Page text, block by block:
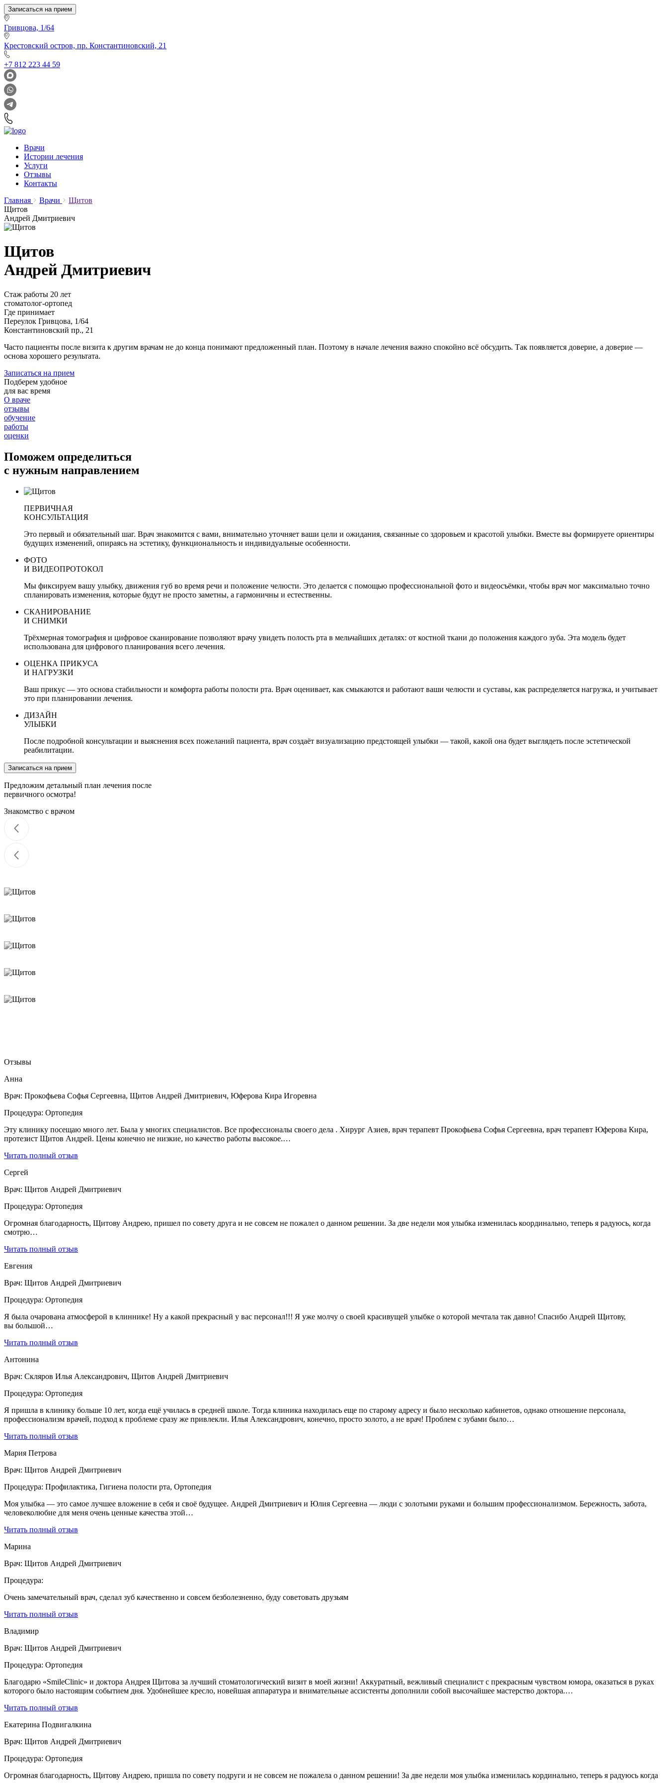
Записаться на прием
Гривцова, 1/64
Крестовский остров, пр. Константиновский, 21
+7 812 223 44 59
Врачи
Истории лечения
Услуги
Отзывы
Контакты
Главная
Врачи
Щитов
Щитов
Андрей Дмитриевич
Щитов
Андрей Дмитриевич
Стаж работы 20 лет
стоматолог-ортопед
Где принимает
Переулок Гривцова, 1/64
Константиновский пр., 21
Часто пациенты после визита к другим врачам не до конца понимают предложенный план. Поэтому в начале лечения важно спокойно всё обсудить. Так появляется доверие, а доверие —
основа хорошего результата.
Записаться на прием
Подберем удобное
для вас время
О враче
отзывы
обучение
работы
оценки
Поможем определиться
с нужным направлением
ПЕРВИЧНАЯ
КОНСУЛЬТАЦИЯ
Это первый и обязательный шаг. Врач знакомится с вами, внимательно уточняет ваши цели и ожидания, связанные со здоровьем и красотой улыбки. Вместе вы формируете ориентиры
будущих изменений, опираясь на эстетику, функциональность и индивидуальные особенности.
ФОТО
И ВИДЕОПРОТОКОЛ
Мы фиксируем вашу улыбку, движения губ во время речи и положение челюсти. Это делается с помощью профессиональной фото и видеосъёмки, чтобы врач мог максимально точно
спланировать изменения, которые будут не просто заметны, а гармоничны и естественны.
СКАНИРОВАНИЕ
И СНИМКИ
Трёхмерная томография и цифровое сканирование позволяют врачу увидеть полость рта в мельчайших деталях: от костной ткани до положения каждого зуба. Эта модель будет
использована для цифрового планирования всего лечения.
ОЦЕНКА ПРИКУСА
И НАГРУЗКИ
Ваш прикус — это основа стабильности и комфорта работы полости рта. Врач оценивает, как смыкаются и работают ваши челюсти и суставы, как распределяется нагрузка, и учитывает
это при планировании лечения.
ДИЗАЙН
УЛЫБКИ
После подробной консультации и выяснения всех пожеланий пациента, врач создаёт визуализацию предстоящей улыбки — такой, какой она будет выглядеть после эстетической
реабилитации.
Записаться на прием
Предложим детальный план лечения после
первичного осмотра!
Знакомство с врачом
Отзывы
Анна
Врач: Прокофьева Софья Сергеевна, Щитов Андрей Дмитриевич, Юферова Кира Игоревна
Процедура: Ортопедия
Эту клинику посещаю много лет. Была у многих специалистов. Все профессионалы своего дела . Хирург Азиев, врач терапевт Прокофьева Софья Сергеевна, врач терапевт Юферова Кира,
протезист Щитов Андрей. Цены конечно не низкие, но качество работы высокое.…
Читать полный отзыв
Сергей
Врач: Щитов Андрей Дмитриевич
Процедура: Ортопедия
Огромная благодарность, Щитову Андрею, пришел по совету друга и не совсем не пожалел о данном решении. За две недели моя улыбка изменилась координально, теперь я радуюсь, когда
смотрю…
Читать полный отзыв
Евгения
Врач: Щитов Андрей Дмитриевич
Процедура: Ортопедия
Я была очарована атмосферой в клиннике! Ну а какой прекрасный у вас персонал!!! Я уже молчу о своей красивущей улыбке о которой мечтала так давно! Спасибо Андрей Щитову,
вы большой…
Читать полный отзыв
Антонина
Врач: Скляров Илья Александрович, Щитов Андрей Дмитриевич
Процедура: Ортопедия
Я пришла в клинику больше 10 лет, когда ещё училась в средней школе. Тогда клиника находилась еще по старому адресу и было несколько кабинетов, однако отношение персонала,
профессионализм врачей, подход к проблеме сразу же привлекли. Илья Александрович, конечно, просто золото, а не врач! Проблем с зубами было…
Читать полный отзыв
Мария Петрова
Врач: Щитов Андрей Дмитриевич
Процедура: Профилактика, Гигиена полости рта, Ортопедия
Моя улыбка — это самое лучшее вложение в себя и своё будущее. Андрей Дмитриевич и Юлия Сергеевна — люди с золотыми руками и большим профессионализмом. Бережность, забота,
человеколюбие для меня очень ценные качества этой…
Читать полный отзыв
Марина
Врач: Щитов Андрей Дмитриевич
Процедура:
Очень замечательный врач, сделал зуб качественно и совсем безболезненно, буду советовать друзьям
Читать полный отзыв
Владимир
Врач: Щитов Андрей Дмитриевич
Процедура: Ортопедия
Благодарю «SmileClinic» и доктора Андрея Щитова за лучший стоматологический визит в моей жизни! Аккуратный, вежливый специалист с прекрасным чувством юмора, оказаться в руках
которого было настоящим событием дня. Удобнейшее кресло, новейшая аппаратура и внимательные ассистенты дополнили собой высочайшее мастерство доктора.…
Читать полный отзыв
Екатерина Подвигалкина
Врач: Щитов Андрей Дмитриевич
Процедура: Ортопедия
Огромная благодарность, Щитову Андрею, пришла по совету подруги и не совсем не пожалела о данном решении! За две недели моя улыбка изменилась кординально, теперь я радуюсь когда